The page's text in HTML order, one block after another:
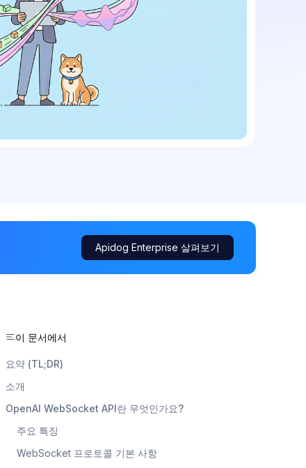
Apidog Enterprise 살펴보기
이 문서에서
요약 (TL;DR)
소개
OpenAI WebSocket API란 무엇인가요?
주요 특징
WebSocket 프로토콜 기본 사항